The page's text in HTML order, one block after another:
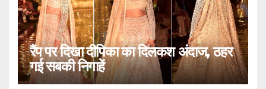
रैंप पर दिखा दीपिका का दिलकश अंदाज, ठहर
गई सबकी निगाहें